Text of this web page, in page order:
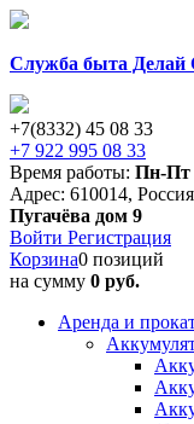
Служба быта Делай
+7(8332) 45 08 33
+7 922 995 08 33
Время работы: Пн-Пт
Адрес: 610014, Россия
Пугачёва дом 9
Войти Регистрация
Корзина0 позиций
на сумму 0 руб.
Аренда и